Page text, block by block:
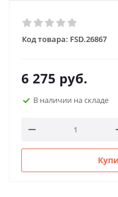
Код товара: FSD.26867
6 275 руб.
В наличии на складе